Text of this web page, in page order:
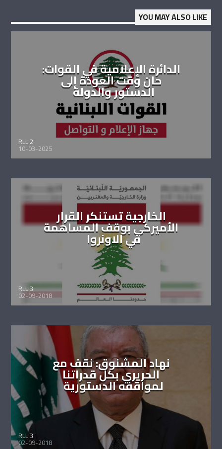
YOU MAY ALSO LIKE
الدائرة الإعلامية في القوات:
حان وقت العودة إلى
الدستور والدولة
RLL 2
10-03-2025
الخارجية تستنكر القرار
الأميركي بوقف المساهمة
في الاونروا
RLL 3
02-09-2018
نهاد المشنوق: نقف مع
الحريري بكل قدراتنا
لمواقفه الدستورية
RLL 3
02-09-2018